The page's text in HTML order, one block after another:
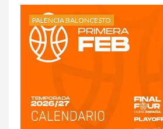
PALENCIA BALONCESTO